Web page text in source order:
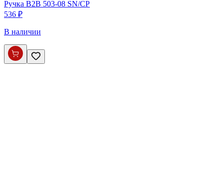
Ручка B2B 503-08 SN/CP
536 ₽
В наличии